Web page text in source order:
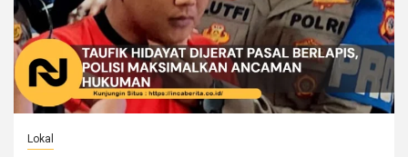
Lokal